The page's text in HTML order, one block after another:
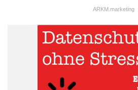
ARKM.marketing